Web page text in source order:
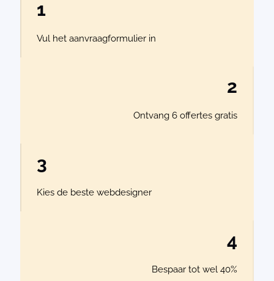
1
Vul het aanvraagformulier in
2
Ontvang 6 offertes gratis
3
Kies de beste webdesigner
4
Bespaar tot wel 40%